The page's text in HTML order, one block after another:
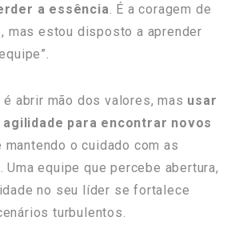
a essência . É a coragem de
mas estou disposto a aprender
abrir mão dos valores, mas usar
para encontrar novos
mantendo o cuidado com as
equipe que percebe abertura,
no seu líder se fortalece
turbulentos.